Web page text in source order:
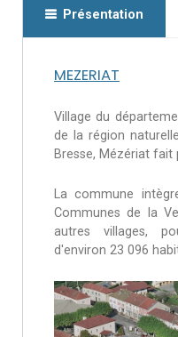
Présentation
MEZERIAT
Village du
de la région
Bresse, Mézériat
La commune
Communes de la
autres villages,
d'environ 23 096